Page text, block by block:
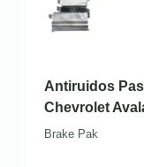
Antiruidos
Chevrolet
Brake Pak